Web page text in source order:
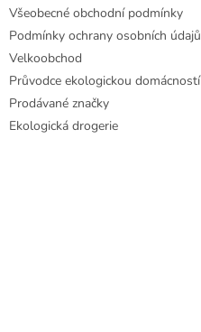
Všeobecné obchodní podmínky
Podmínky ochrany osobních údajů
Velkoobchod
Průvodce ekologickou domácností
Prodávané značky
Ekologická drogerie